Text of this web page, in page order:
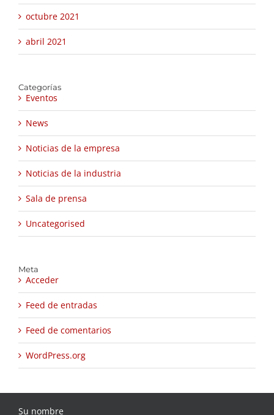
octubre 2021
abril 2021
Categorías
Eventos
News
Noticias de la empresa
Noticias de la industria
Sala de prensa
Uncategorised
Meta
Acceder
Feed de entradas
Feed de comentarios
WordPress.org
Su nombre